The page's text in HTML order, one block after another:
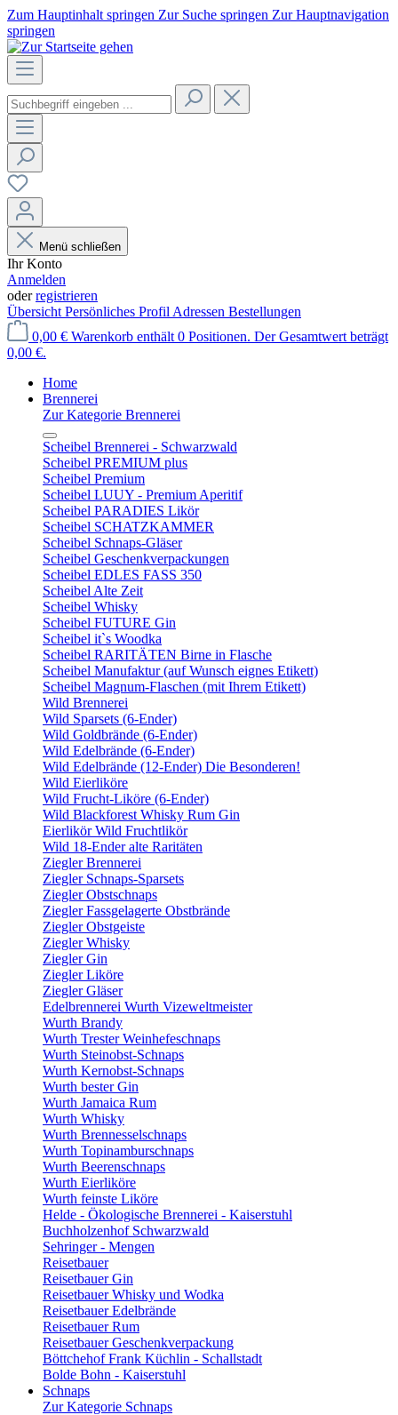
Zum Hauptinhalt springen Zur Suche springen Zur Hauptnavigation
springen
Menü schließen
Ihr Konto
Anmelden
oderregistrieren
Übersicht Persönliches Profil Adressen Bestellungen
0,00 € Warenkorb enthält 0 Positionen. Der Gesamtwert beträgt
0,00 €.
Home
Brennerei
Zur Kategorie Brennerei
Scheibel Brennerei - Schwarzwald
Scheibel PREMIUM plus
Scheibel Premium
Scheibel LUUY - Premium Aperitif
Scheibel PARADIES Likör
Scheibel SCHATZKAMMER
Scheibel Schnaps-Gläser
Scheibel Geschenkverpackungen
Scheibel EDLES FASS 350
Scheibel Alte Zeit
Scheibel Whisky
Scheibel FUTURE Gin
Scheibel it`s Woodka
Scheibel RARITÄTEN Birne in Flasche
Scheibel Manufaktur (auf Wunsch eignes Etikett)
Scheibel Magnum-Flaschen (mit Ihrem Etikett)
Wild Brennerei
Wild Sparsets (6-Ender)
Wild Goldbrände (6-Ender)
Wild Edelbrände (6-Ender)
Wild Edelbrände (12-Ender) Die Besonderen!
Wild Eierliköre
Wild Frucht-Liköre (6-Ender)
Wild Blackforest Whisky Rum Gin
Eierlikör Wild Fruchtlikör
Wild 18-Ender alte Raritäten
Ziegler Brennerei
Ziegler Schnaps-Sparsets
Ziegler Obstschnaps
Ziegler Fassgelagerte Obstbrände
Ziegler Obstgeiste
Ziegler Whisky
Ziegler Gin
Ziegler Liköre
Ziegler Gläser
Edelbrennerei Wurth Vizeweltmeister
Wurth Brandy
Wurth Trester Weinhefeschnaps
Wurth Steinobst-Schnaps
Wurth Kernobst-Schnaps
Wurth bester Gin
Wurth Jamaica Rum
Wurth Whisky
Wurth Brennesselschnaps
Wurth Topinamburschnaps
Wurth Beerenschnaps
Wurth Eierliköre
Wurth feinste Liköre
Helde - Ökologische Brennerei - Kaiserstuhl
Buchholzenhof Schwarzwald
Sehringer - Mengen
Reisetbauer
Reisetbauer Gin
Reisetbauer Whisky und Wodka
Reisetbauer Edelbrände
Reisetbauer Rum
Reisetbauer Geschenkverpackung
Böttchehof Frank Küchlin - Schallstadt
Bolde Bohn - Kaiserstuhl
Schnaps
Zur Kategorie Schnaps